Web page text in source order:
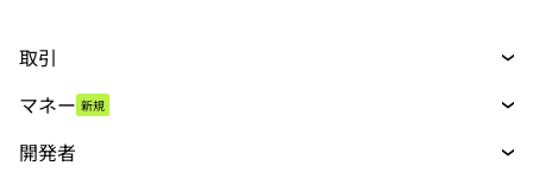
取引
パーペチュアル
マネー 新規
開発者